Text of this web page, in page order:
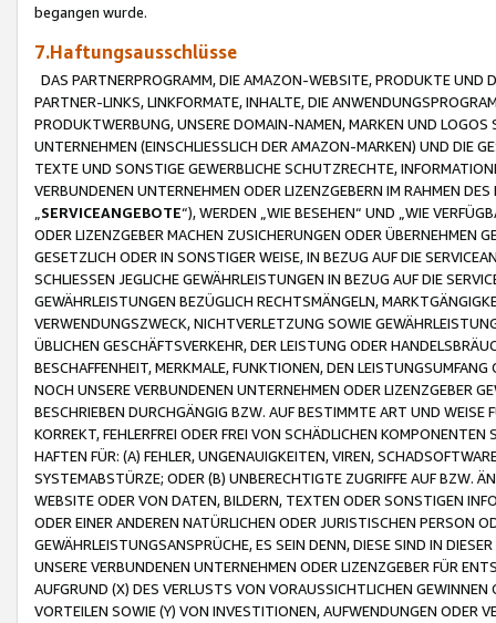
begangen wurde.
7.Haftungsausschlüsse
DAS PARTNERPROGRAMM, DIE AMAZON-WEBSITE, PRODUKTE UND
PARTNER-LINKS, LINKFORMATE, INHALTE, DIE
PRODUKTWERBUNG, UNSERE DOMAIN-NAMEN, MARKEN UND
UNTERNEHMEN (EINSCHLIESSLICH DER AMAZON-MARKEN) UND DIE
TEXTE UND SONSTIGE GEWERBLICHE SCHUTZRECHTE,
VERBUNDENEN UNTERNEHMEN ODER LIZENZGEBERN IM RAHMEN
SERVICEANGEBOTE“), WERDEN „WIE BESEHEN“ UND „WIE
ODER LIZENZGEBER MACHEN ZUSICHERUNGEN ODER ÜBERNEHMEN
GESETZLICH ODER IN SONSTIGER WEISE, IN BEZUG AUF DIE
SCHLIESSEN JEGLICHE GEWÄHRLEISTUNGEN IN BEZUG AUF DIE
GEWÄHRLEISTUNGEN BEZÜGLICH RECHTSMÄNGELN,
VERWENDUNGSZWECK, NICHTVERLETZUNG SOWIE
ÜBLICHEN GESCHÄFTSVERKEHR, DER LEISTUNG ODER
BESCHAFFENHEIT, MERKMALE, FUNKTIONEN, DEN
NOCH UNSERE VERBUNDENEN UNTERNEHMEN ODER LIZENZGEBER
BESCHRIEBEN DURCHGÄNGIG BZW. AUF BESTIMMTE ART UND
KORREKT, FEHLERFREI ODER FREI VON SCHÄDLICHEN
HAFTEN FÜR: (A) FEHLER, UNGENAUIGKEITEN, VIREN,
SYSTEMABSTÜRZE; ODER (B) UNBERECHTIGTE ZUGRIFFE AUF BZW.
WEBSITE ODER VON DATEN, BILDERN, TEXTEN ODER SONSTIGEN
ODER EINER ANDEREN NATÜRLICHEN ODER JURISTISCHEN PERSON
GEWÄHRLEISTUNGSANSPRÜCHE, ES SEIN DENN, DIESE SIND IN
UNSERE VERBUNDENEN UNTERNEHMEN ODER LIZENZGEBER FÜR
AUFGRUND (X) DES VERLUSTS VON VORAUSSICHTLICHEN
VORTEILEN SOWIE (Y) VON INVESTITIONEN, AUFWENDUNGEN ODER